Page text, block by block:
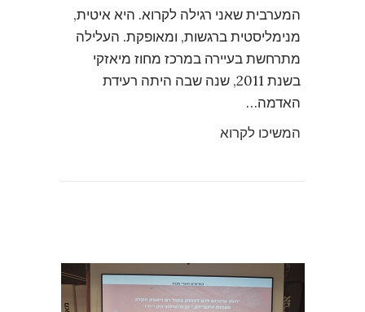
המערבית שאני רגילה לקרוא. היא איטית,
מנימליסטית ברגשות, ומאופקת. העלילה
מתרחשת בעיירה במרכז מחוז מיאזקי
בשנת 2011, שנה שבה היתה רעידת
האדמה…
המשיכו לקרוא